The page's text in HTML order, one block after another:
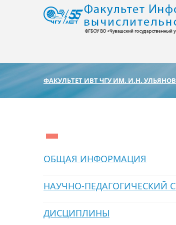
ФАКУЛЬТЕТ ИВТ ЧГУ ИМ. И.Н.
ОБЩАЯ ИНФОРМАЦИЯ
НАУЧНО-ПЕДАГОГИЧЕСКИЙ
ДИСЦИПЛИНЫ